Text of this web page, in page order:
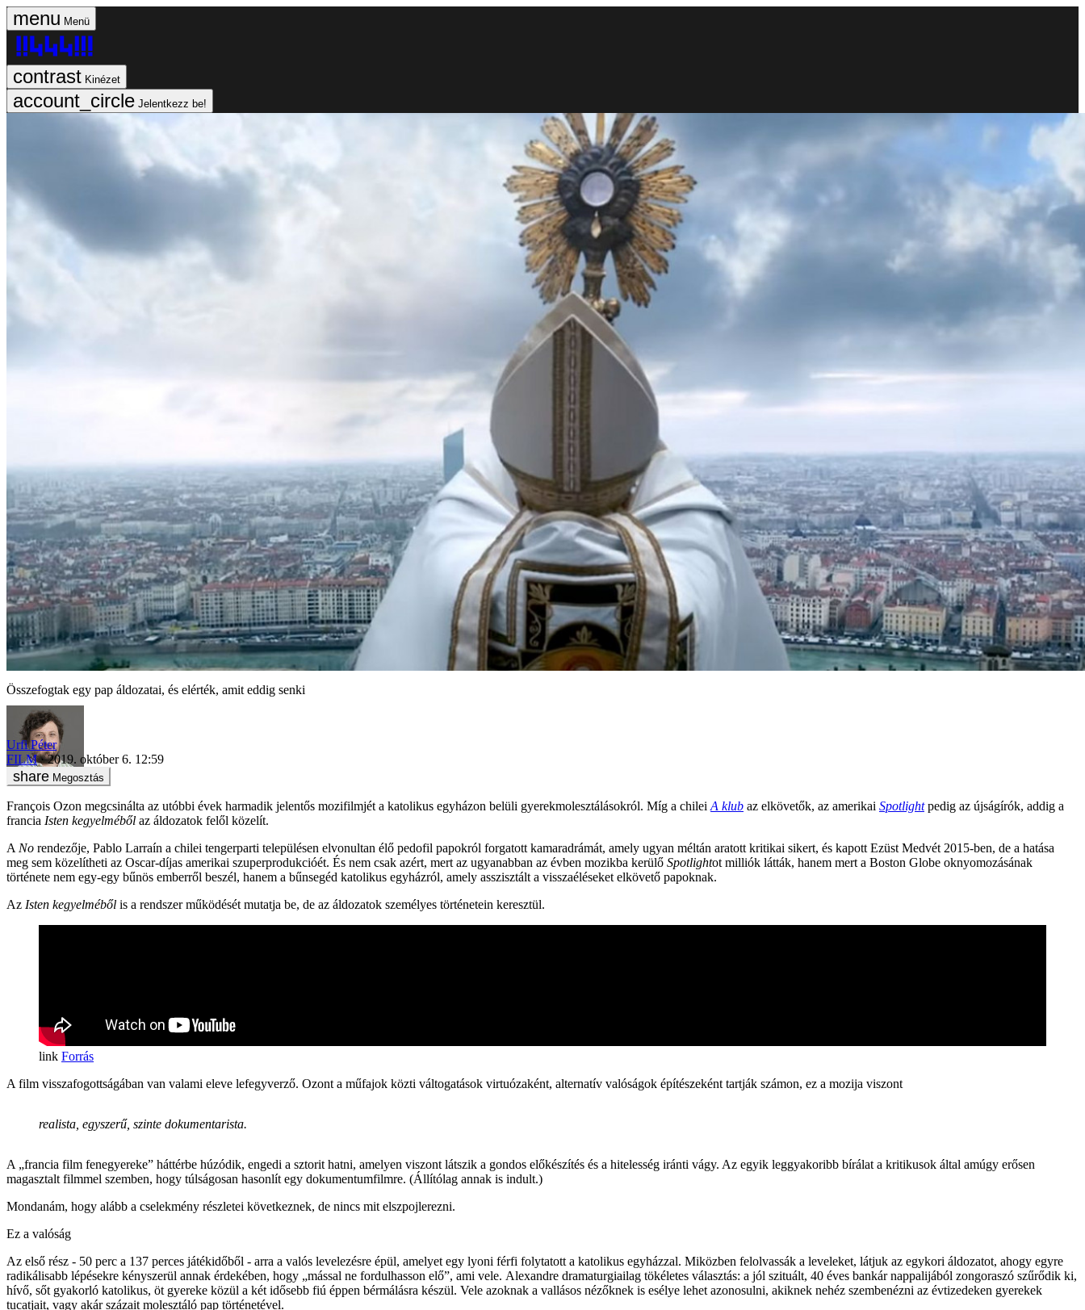
Menü
Kinézet
Jelentkezz be!
Összefogtak egy pap áldozatai, és elérték, amit eddig senki
Urfi Péter
FILM
2019. október 6. 12:59
Megosztás
François Ozon megcsinálta az utóbbi évek harmadik jelentős mozifilmjét a katolikus egyházon belüli gyerekmolesztálásokról. Míg a chileiA klub az elkövetők, az amerikai Spotlightpedig az újságírók, addig a
francia Isten kegyelméből az áldozatok felől közelít.
ANo rendezője, Pablo Larraín a chilei tengerparti településen elvonultan élő pedofil papokról forgatott kamaradrámát, amely ugyan méltán aratott kritikai sikert, és kapott Ezüst Medvét 2015-ben, de a hatása
meg sem közelítheti az Oscar-díjas amerikai szuperprodukcióét. És nem csak azért, mert az ugyanabban az évben mozikba kerülő Spotlightot milliók látták, hanem mert a Boston Globe oknyomozásának
története nem egy-egy bűnös emberről beszél, hanem a bűnsegéd katolikus egyházról, amely asszisztált a visszaéléseket elkövető papoknak.
Az Isten kegyelméből is a rendszer működését mutatja be, de az áldozatok személyes történetein keresztül.
Forrás
A film visszafogottságában van valami eleve lefegyverző. Ozont a műfajok közti váltogatások virtuózaként, alternatív valóságok építészeként tartják számon, ez a mozija viszont
realista, egyszerű, szinte dokumentarista.
A „francia film fenegyereke” háttérbe húzódik, engedi a sztorit hatni, amelyen viszont látszik a gondos előkészítés és a hitelesség iránti vágy. Az egyik leggyakoribb bírálat a kritikusok által amúgy erősen
magasztalt filmmel szemben, hogy túlságosan hasonlít egy dokumentumfilmre. (Állítólag annak is indult.)
Mondanám, hogy alább a cselekmény részletei következnek, de nincs mit elszpojlerezni.
Ez a valóság
Az első rész - 50 perc a 137 perces játékidőből - arra a valós levelezésre épül, amelyet egy lyoni férfi folytatott a katolikus egyházzal. Miközben felolvassák a leveleket, látjuk az egykori áldozatot, ahogy egyre
radikálisabb lépésekre kényszerül annak érdekében, hogy „mással ne fordulhasson elő”, ami vele. Alexandre dramaturgiailag tökéletes választás: a jól szituált, 40 éves bankár nappalijából zongoraszó szűrődik ki,
hívő, sőt gyakorló katolikus, öt gyereke közül a két idősebb fiú éppen bérmálásra készül. Vele azoknak a vallásos nézőknek is esélye lehet azonosulni, akiknek nehéz szembenézni az évtizedeken gyerekek
tucatjait, vagy akár százait molesztáló pap történetével.